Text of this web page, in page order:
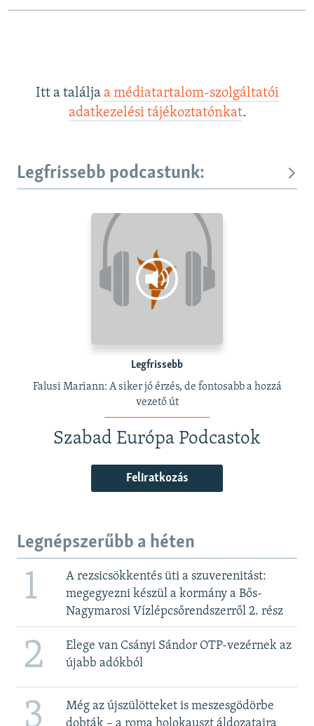
Itt a találja a médiatartalom-szolgáltatói
adatkezelési tájékoztatónkat.
Legfrissebb podcastunk:
Legfrissebb
Falusi Mariann: A siker jó érzés, de fontosabb a hozzá
vezető út
Szabad Európa Podcastok
Feliratkozás
Legnépszerűbb a héten
1
A rezsicsökkentés üti a szuverenitást:
megegyezni készül a kormány a Bős-
Nagymarosi Vízlépcsőrendszerről 2. rész
2
Elege van Csányi Sándor OTP-vezérnek az
újabb adókból
3
Még az újszülötteket is meszesgödörbe
dobták – a roma holokauszt áldozataira